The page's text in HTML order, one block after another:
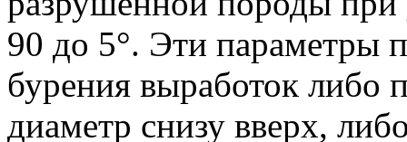
90 до 5°. Эти параметры
бурения выработок либо
диаметр снизу вверх,